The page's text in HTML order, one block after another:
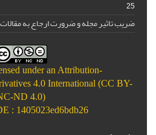
25
ضریب تاثیر مجله و ضرورت ارجاع به
under an Attribution-
4.0 International (CC BY-
ND 4.0)
: 1405023ed6bdb26